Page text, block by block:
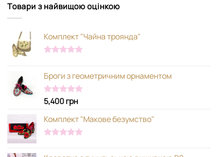
Товари з найвищою оцінкою
Комплект "Чайна троянда"
Броги з геометричним орнаментом
Оцінено в
з 5
5,400грн
Комплект "Макове безумство"